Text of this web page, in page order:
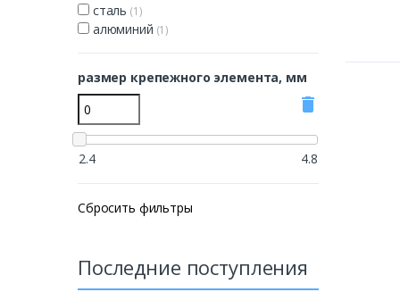
сталь (1)
алюминий (1)
размер крепежного элемента, мм
delete
2.4 4.8
Сбросить фильтры
Последние поступления